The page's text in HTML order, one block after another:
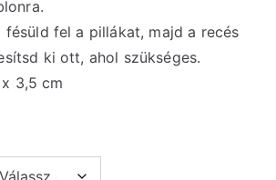
fésüld fel a pillákat, majd a recés
ki ott, ahol szükséges.
3,5 cm